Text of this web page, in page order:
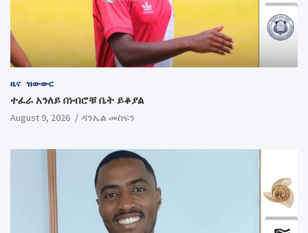
ዜና ዝውውር
ተፈራ አንለይ በነብሮቹ ቤት ይቆያል
August 9, 2026 ዳንኤል መስፍን